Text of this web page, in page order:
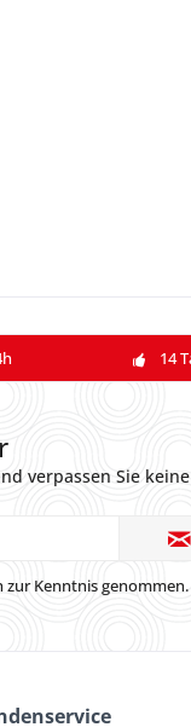
14
verpassen Sie
zur Kenntnis genommen.